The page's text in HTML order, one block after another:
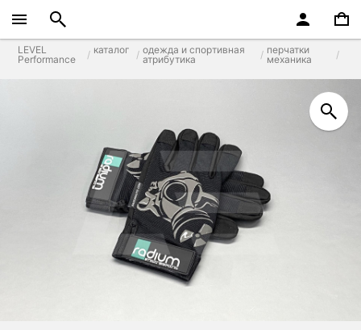
LEVEL
Performance
каталог
одежда и спортивная
атрибутика
перчатки
механика